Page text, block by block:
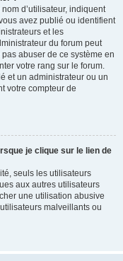
d’utilisateur, indiquent
avez publié ou identifient
et les
du forum peut
abuser de ce système en
votre rang sur le forum.
et un administrateur ou un
votre compteur de
je clique sur le lien de
seuls les utilisateurs
aux autres utilisateurs
une utilisation abusive
malveillants ou